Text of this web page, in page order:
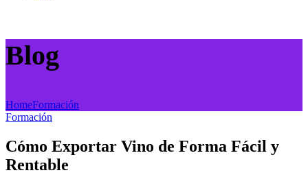
Blog
HomeFormación
Formación
Cómo Exportar Vino de Forma Fácil y
Rentable